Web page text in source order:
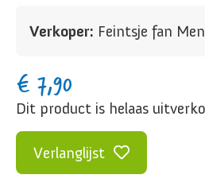
Verkoper: Feintsje fan
€ 7,90
Dit product is helaas
Verlanglijst